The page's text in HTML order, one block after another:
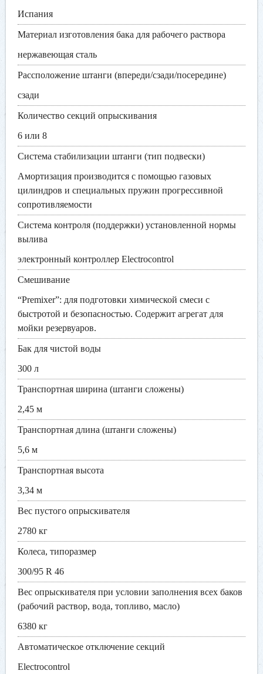
Испания
Материал изготовления бака для рабочего раствора
нержавеющая сталь
Рассположение штанги (впереди/сзади/посередине)
сзади
Количество секций опрыскивания
6 или 8
Система стабилизации штанги (тип подвески)
Амортизация производится с помощью газовых
цилиндров и специальных пружин прогрессивной
сопротивляемости
Система контроля (поддержки) установленной нормы
вылива
электронный контроллер Electrocontrol
Смешивание
“Premixer”: для подготовки химической смеси с
быстротой и безопасностью. Содержит агрегат для
мойки резервуаров.
Бак для чистой воды
300 л
Транспортная ширина (штанги сложены)
2,45 м
Транспортная длина (штанги сложены)
5,6 м
Транспортная высота
3,34 м
Вес пустого опрыскивателя
2780 кг
Колеса, типоразмер
300/95 R 46
Вес опрыскивателя при условии заполнения всех баков
(рабочий раствор, вода, топливо, масло)
6380 кг
Автоматическое отключение секций
Electrocontrol